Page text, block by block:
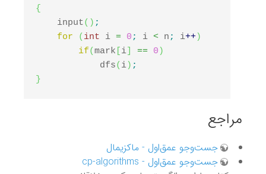
{
    input
( ) ;
for
( int i = 0 ; i < n ; i++)
if(mark i == 0 )
            dfs
( i) ;
}
مراجع
جست‌وجو عمق‌اول - ماکزیمال
جست‌وجو عمق‌اول - cp-algorithms